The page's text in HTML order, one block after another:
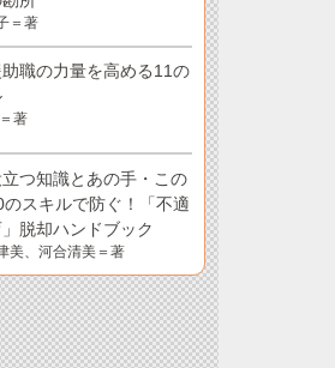
＝著
職の力量を高める11の
著
つ知識とあの手・この
スキルで防ぐ！「不適
脱却ハンドブック
美、河合清美＝著